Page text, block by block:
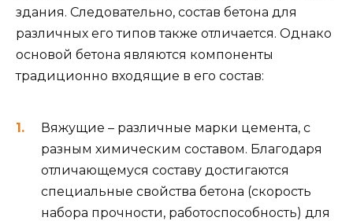
здания. Следовательно, состав бетона для
различных его типов также отличается. Однако
основой бетона являются компоненты
традиционно входящие в его состав:
Вяжущие – различные марки цемента, с
разным химическим составом. Благодаря
отличающемуся составу достигаются
специальные свойства бетона (скорость
набора прочности, работоспособность) для